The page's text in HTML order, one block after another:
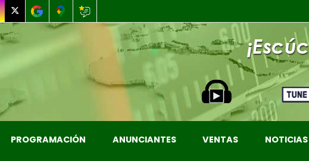
PROGRAMACIÓN ANUNCIANTES VENTAS NOTICIAS